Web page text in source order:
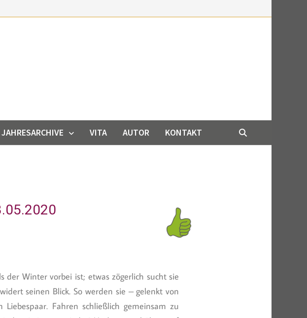
JAHRESARCHIVE VITA AUTOR KONTAKT
der Winter vorbei ist; etwas zögerlich sucht sie
seinen Blick. So werden sie – gelenkt von
Fahren schließlich gemeinsam zu